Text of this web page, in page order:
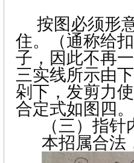
按图必须形
住。（通称给
子，因此不再
三实线所示由
剁下，发剪力
合定式如图四。
（三） 指针
本招属合法